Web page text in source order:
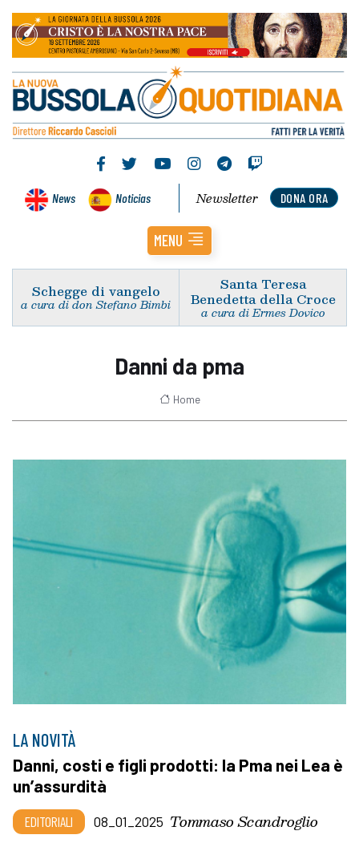
News Noticias DONA ORA
Newsletter
MENU
Schegge di vangelo
a cura di don Stefano Bimbi
Santa Teresa
Benedetta della Croce
a cura di Ermes Dovico
Danni da pma
Home
LA NOVITÀ
Danni, costi e figli prodotti: la Pma nei Lea è
un’assurdità
EDITORIALI 08_01_2025 Tommaso Scandroglio